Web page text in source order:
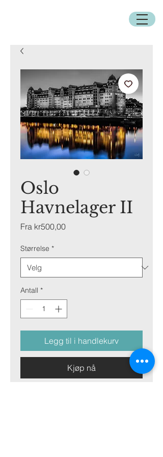
Oslo
Havnelager II
Fra kr500,00Salgspris
Størrelse *
Antall *
Legg til i handlekurv
Kjøp nå